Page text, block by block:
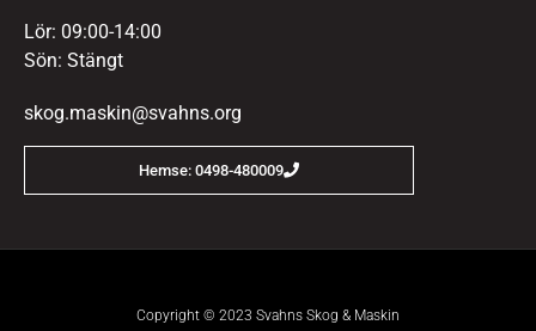
Lör: 09:00-14:00
Sön: Stängt
skog.maskin@svahns.org
Hemse: 0498-480009
Copyright © 2023 Svahns Skog & Maskin